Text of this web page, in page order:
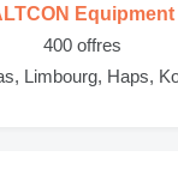
Equipment
400 offres
Limbourg, Haps,